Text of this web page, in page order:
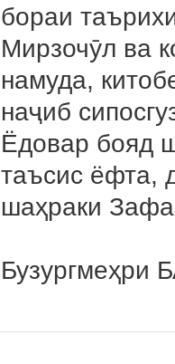
бораи
Мирзочӯл ва
намуда,
наҷиб
Ёдовар бояд
таъсис ёфта,
шаҳраки
Бузургмеҳри